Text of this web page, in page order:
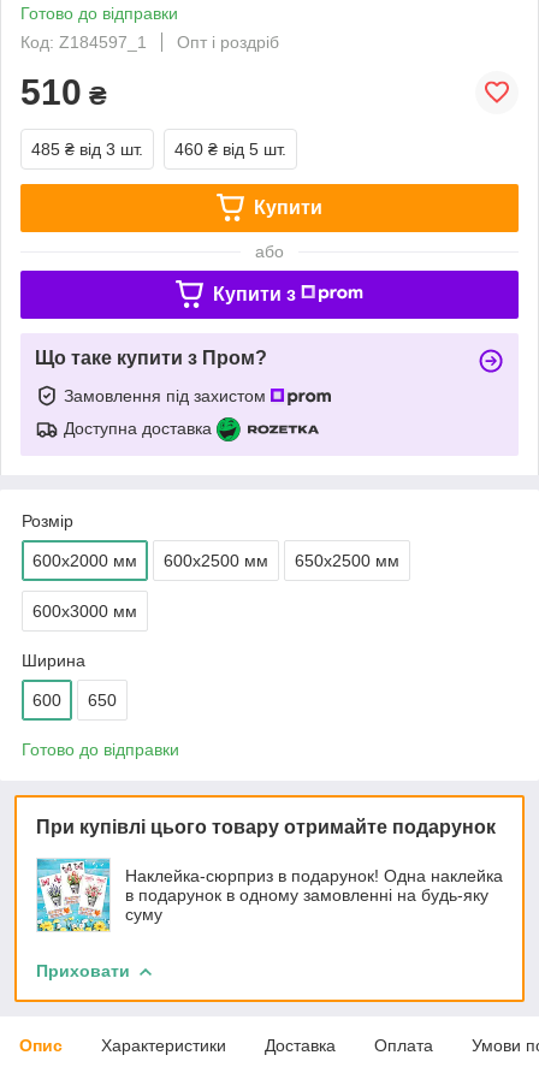
Готово до відправки
Код: Z184597_1
Опт і роздріб
510 ₴
485 ₴ від 3 шт. 460 ₴ від 5 шт.
Купити
або
Купити з
Що таке купити з Пром?
Замовлення під захистом
Доступна доставка
Розмір
600х2000 мм 600х2500 мм 650х2500 мм
600х3000 мм
Ширина
600 650
Готово до відправки
При купівлі цього товару отримайте подарунок
Наклейка-сюрприз в подарунок! Одна наклейка
в подарунок в одному замовленні на будь-яку
суму
Приховати
Опис Характеристики Доставка Оплата Умови